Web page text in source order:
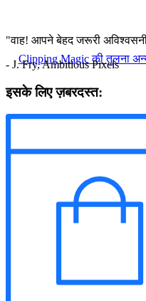
Clipping Magic की तुलना
"वाह! आपने बेहद जरूरी
- J. Fry, Ambitious Pixels
इसके लिए ज़बरदस्त: